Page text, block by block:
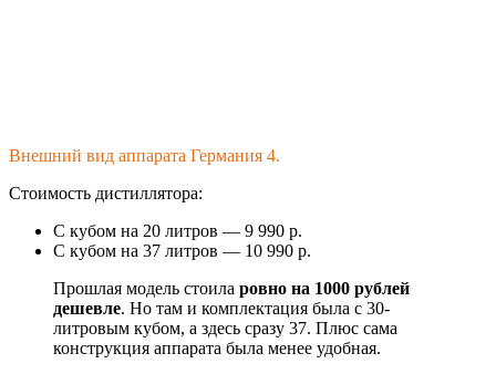
Внешний вид аппарата Германия 4.
Стоимость дистиллятора:
С кубом на 20 литров — 9 990 р.
С кубом на 37 литров — 10 990 р.
Прошлая модель стоила ровно на 1000 рублей
дешевле. Но там и комплектация была с 30-
литровым кубом, а здесь сразу 37. Плюс сама
конструкция аппарата была менее удобная.